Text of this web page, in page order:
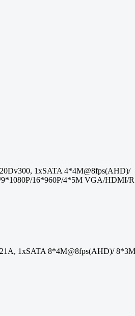
1xSATA 4*4M@8fps(AHD)/
16*960P/4*5M VGA/HDMI/
1xSATA 8*4M@8fps(AHD)/